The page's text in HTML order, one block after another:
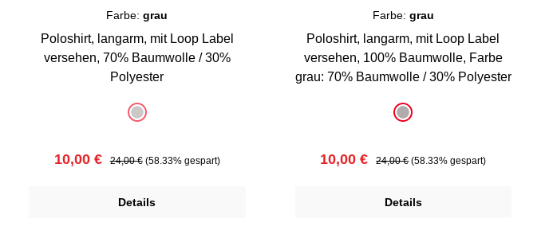
Farbe:grau
Poloshirt, langarm, mit Loop Label
versehen, 70% Baumwolle / 30%
Polyester
auswählen
grau
(Diese Option ist zurzeit nicht verfügbar.)
Verkaufspreis:
10,00 € Regulärer Preis:
24,00 € (58.33% gespart)
Details
Farbe: grau
Poloshirt, langarm, mit Loop Label
versehen, 100% Baumwolle, Farbe
grau: 70% Baumwolle / 30% Polyester
auswählen
grau
Verkaufspreis:
10,00 € Regulärer Preis:
24,00 € (58.33% gespart)
Details